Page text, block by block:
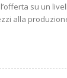
su un
alla